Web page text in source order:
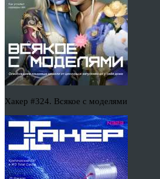
Хакер #324. Всякое с моделями